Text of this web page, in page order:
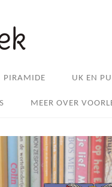
PIRAMIDE UK EN
MEER OVER